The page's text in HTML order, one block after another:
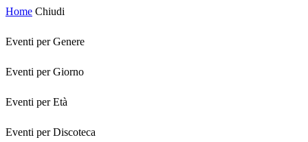
Home Chiudi
Eventi per Genere
Eventi per Giorno
Eventi per Età
Eventi per Discoteca